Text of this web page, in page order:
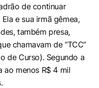
de continuar
e sua irmã gêmea,
também presa,
chamavam de “TCC”
de Curso). Segundo a
ao menos R$ 4 mil